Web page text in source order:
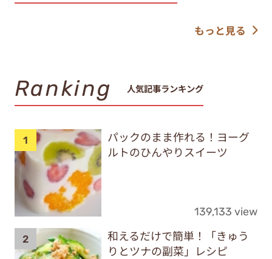
もっと見る
Ranking 人気記事ランキング
パックのまま作れる！ヨーグ
ルトのひんやりスイーツ
139,133 view
和えるだけで簡単！「きゅう
りとツナの副菜」レシピ